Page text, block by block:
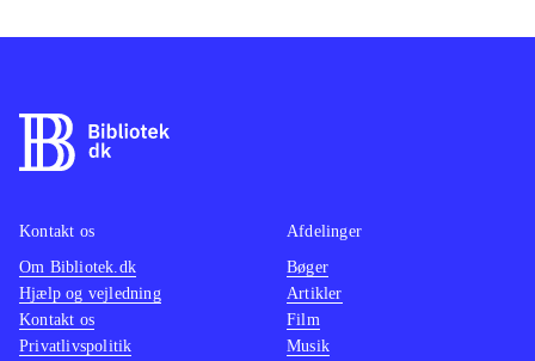
Kontakt os
Om Bibliotek.dk
Hjælp og vejledning
Kontakt os
Privatlivspolitik
Afdelinger
Bøger
Artikler
Film
Musik